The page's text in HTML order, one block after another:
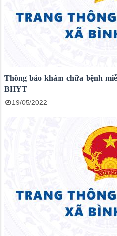
Thông báo khám chữa bệnh
BHYT
19/05/2022